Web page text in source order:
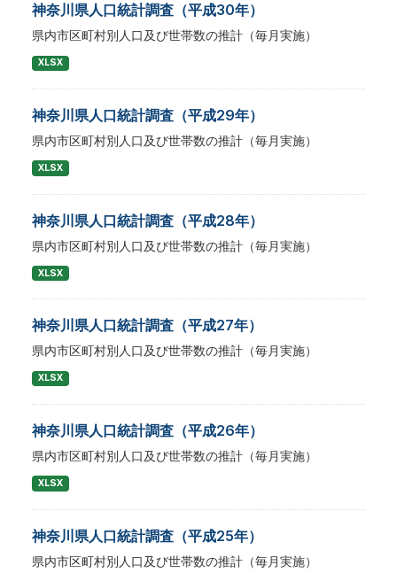
神奈川県人口統計調査（平成30年）
県内市区町村別人口及び世帯数の推計（毎月実施）
XLSX
神奈川県人口統計調査（平成29年）
県内市区町村別人口及び世帯数の推計（毎月実施）
XLSX
神奈川県人口統計調査（平成28年）
県内市区町村別人口及び世帯数の推計（毎月実施）
XLSX
神奈川県人口統計調査（平成27年）
県内市区町村別人口及び世帯数の推計（毎月実施）
XLSX
神奈川県人口統計調査（平成26年）
県内市区町村別人口及び世帯数の推計（毎月実施）
XLSX
神奈川県人口統計調査（平成25年）
県内市区町村別人口及び世帯数の推計（毎月実施）